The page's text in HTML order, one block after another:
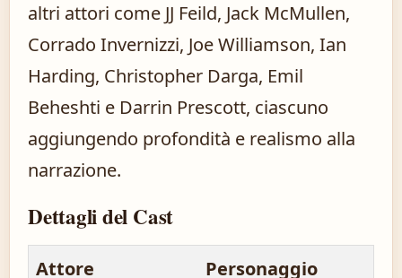
altri attori come JJ Feild, Jack McMullen,
Corrado Invernizzi, Joe Williamson, Ian
Harding, Christopher Darga, Emil
Beheshti e Darrin Prescott, ciascuno
aggiungendo profondità e realismo alla
narrazione.
Dettagli del Cast
Attore
Personaggio